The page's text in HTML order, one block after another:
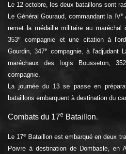
Le 12 octobre, les deux bataillons sont
Le Général Gouraud, commandant la IVe
remet la médaille militaire au
353e
compagnie et une citation à
Gourdin, 347e compagnie, à l'adjudant
maréchaux des logis Bousseton, 352
compagnie.
La journée du 13 se passe en
bataillons embarquent à destination du
Combats du 17e Bataillon.
Le 17e
Bataillon est embarqué en deux
Poivre à destination de Dombasle, en